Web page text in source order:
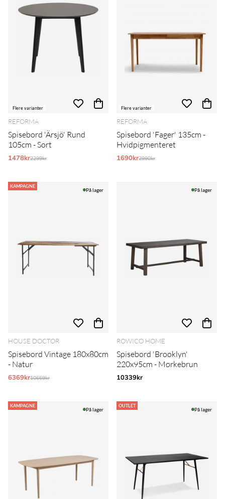
Flere varianter
REFORMA
Spisebord 'Ärsjö' Rund
105cm - Sort
1478krNormalpris:
2299kr
Flere varianter
REFORMA
Spisebord 'Fager' 135cm -
Hvidpigmenteret
1690krNormalpris:
2990kr
KAMPAGNE
På lager
HOUSE DOCTOR
Spisebord Vintage 180x80cm
- Natur
6369krNormalpris:
10669kr
På lager
ROWICO HOME
Spisebord 'Brooklyn'
220x95cm - Mørkebrun
10339kr
KAMPAGNE
På lager
OUTLET
På lager